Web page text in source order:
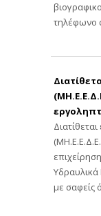
τηλέφωνο
με σαφείς